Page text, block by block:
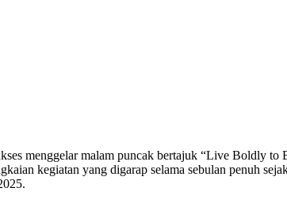
menggelar malam puncak bertajuk “Live Boldly
kegiatan yang digarap selama sebulan penuh